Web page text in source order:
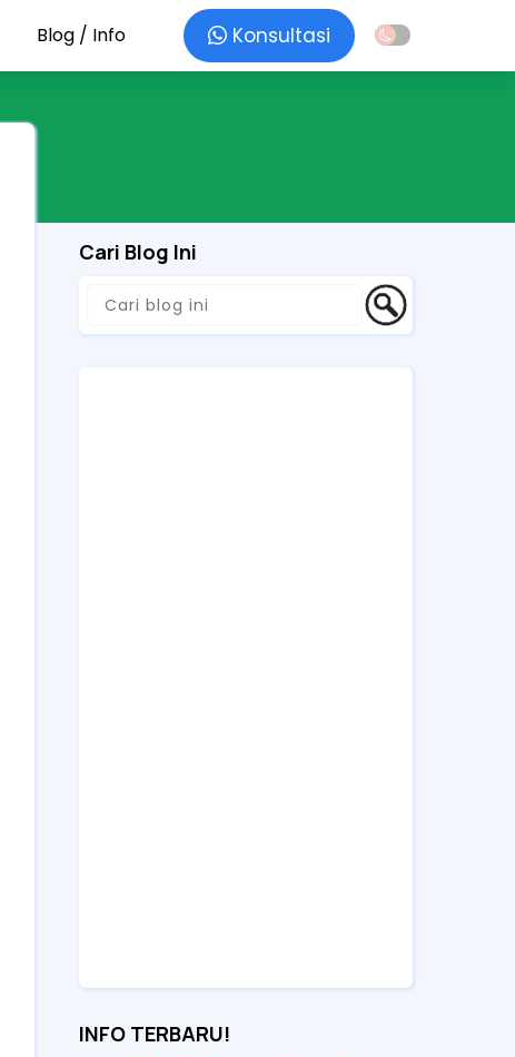
Blog / Info Konsultasi
Cari Blog Ini
INFO TERBARU!